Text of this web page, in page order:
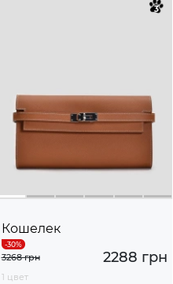
Кошелек
2288 грн
3268 грн
1 цвет